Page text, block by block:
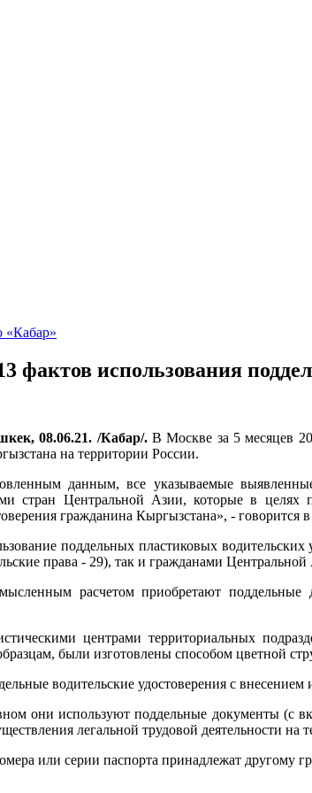
фактов использования
08.06.21. /Кабар/. В Москве за 5 месяцев
на территории России.
данным, все указываемые
стран Центральной Азии, которые в целях
гражданина Кыргызстана», - говорится
поддельных пластиковых водительских
права - 29), так и гражданами
расчетом приобретают
центрами территориальных
были изготовлены способом цветной
водительские удостоверения с внесением
они используют поддельные документы (с
легальной трудовой деятельности на
или серии паспорта принадлежат другому